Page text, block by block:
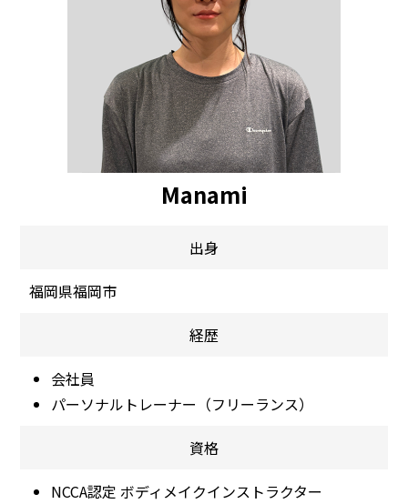
Manami
出身
福岡県福岡市
経歴
会社員
パーソナルトレーナー（フリーランス）
資格
NCCA認定 ボディメイクインストラクター